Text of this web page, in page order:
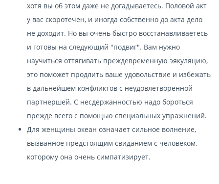
хотя вы об этом даже не догадываетесь. Половой акт
у вас скоротечен, и иногда собственно до акта дело
не доходит. Но вы очень быстро восстанавливаетесь
и готовы на следующий "подвиг". Вам нужно
научиться оттягивать преждевременную эякуляцию,
это поможет продлить ваше удовольствие и избежать
в дальнейшем конфликтов с неудовлетворенной
партнершей. С несдержанностью надо бороться
прежде всего с помощью специальных упражнений.
Для женщины океан означает сильное волнение,
вызванное предстоящим свиданием с человеком,
которому она очень симпатизирует.